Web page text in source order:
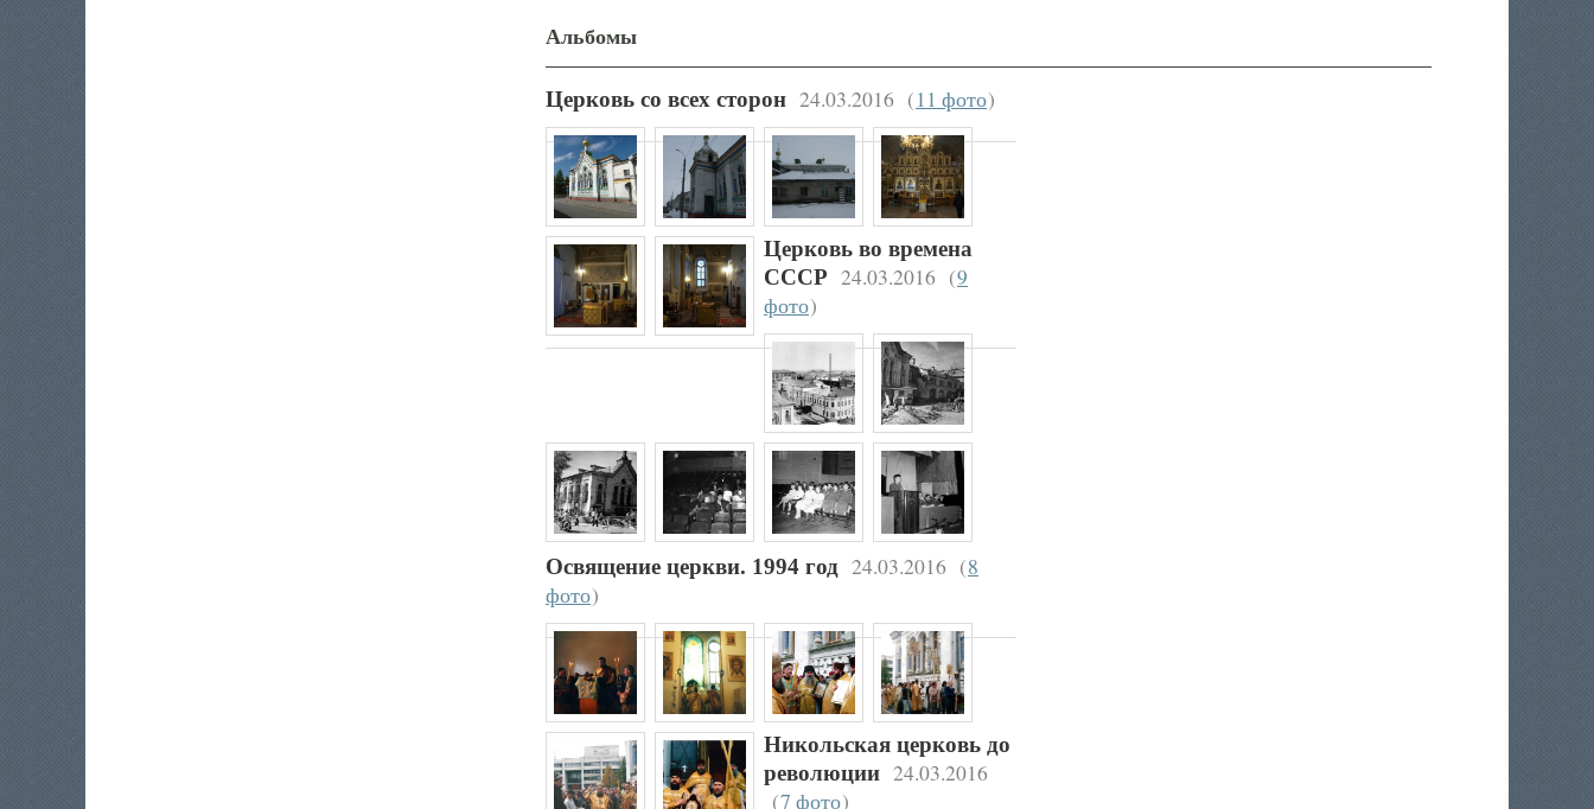
Альбомы
Церковь со всех сторон 24.03.2016 (11 фото)
Церковь во времена
СССР 24.03.2016 (9
фото)
Освящение церкви. 1994 год 24.03.2016 (8
фото)
Никольская церковь до
революции 24.03.2016
(7 фото)